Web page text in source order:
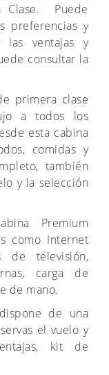
Clase. Puede
preferencias y
las ventajas y
consultar la
primera clase
a todos los
esta cabina
comidas y
también
y la selección
Premium
como Internet
de televisión,
carga de
de mano.
de una
el vuelo y
kit de